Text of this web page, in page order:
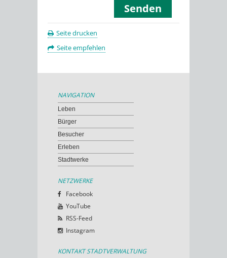
Seite drucken
Seite empfehlen
NAVIGATION
Leben
Bürger
Besucher
Erleben
Stadtwerke
NETZWERKE
Facebook
YouTube
RSS-Feed
Instagram
KONTAKT STADTVERWALTUNG